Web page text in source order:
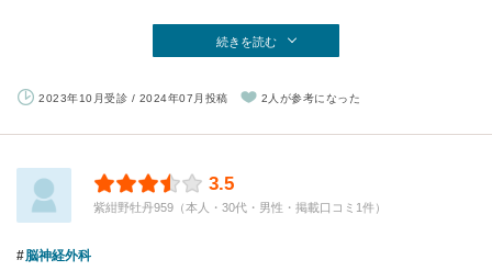
続きを読む
2023年10月受診 / 2024年07月投稿 2人が参考になった
3.5
紫紺野牡丹959（本人・30代・男性・掲載口コミ1件）
脳神経外科